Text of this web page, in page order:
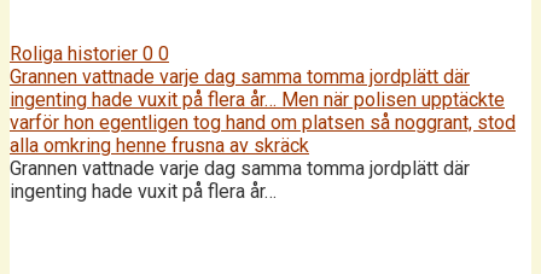
Roliga historier 0 0
Grannen vattnade varje dag samma tomma jordplätt där
ingenting hade vuxit på flera år… Men när polisen upptäckte
varför hon egentligen tog hand om platsen så noggrant, stod
alla omkring henne frusna av skräck
Grannen vattnade varje dag samma tomma jordplätt där
ingenting hade vuxit på flera år…